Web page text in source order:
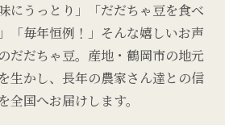
にうっとり」「だだちゃ豆を食べ
「毎年恒例！」そんな嬉しいお声
だだちゃ豆。産地・鶴岡市の地元
生かし、長年の農家さん達との信
国へお届けします。